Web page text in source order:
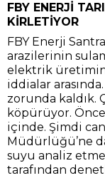
FBY ENERJİ
KİRLETİYOR
FBY Enerji
arazilerinin
elektrik
iddialar
zorunda kaldık.
köpürüyor.
içinde. Şimdi
Müdürlüğü’ne
suyu analiz
tarafından